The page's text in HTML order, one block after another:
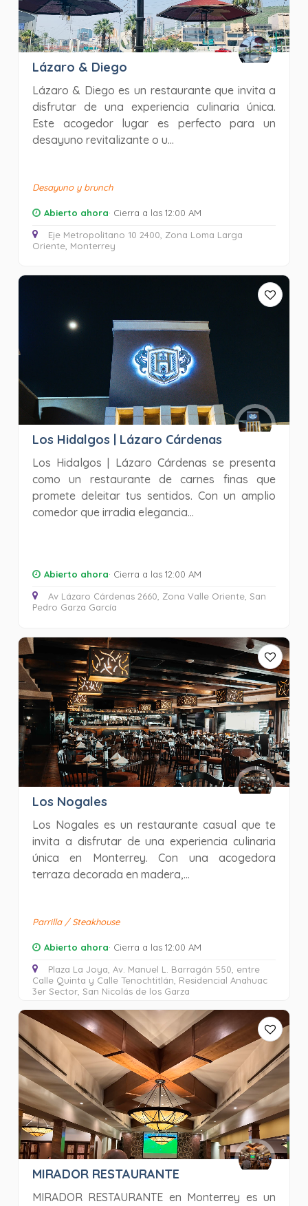
Lázaro & Diego
Lázaro & Diego es un restaurante que invita a
disfrutar de una experiencia culinaria única.
Este acogedor lugar es perfecto para un
desayuno revitalizante o u...
Desayuno y brunch
Abierto ahora· Cierra a las 12:00 AM
Eje Metropolitano 10 2400, Zona Loma Larga
Oriente, Monterrey
Los Hidalgos | Lázaro Cárdenas
Los Hidalgos | Lázaro Cárdenas se presenta
como un restaurante de carnes finas que
promete deleitar tus sentidos. Con un amplio
comedor que irradia elegancia...
Abierto ahora· Cierra a las 12:00 AM
Av Lázaro Cárdenas 2660, Zona Valle Oriente, San
Pedro Garza García
Los Nogales
Los Nogales es un restaurante casual que te
invita a disfrutar de una experiencia culinaria
única en Monterrey. Con una acogedora
terraza decorada en madera,...
Parrilla / Steakhouse
Abierto ahora· Cierra a las 12:00 AM
Plaza La Joya, Av. Manuel L. Barragán 550, entre
Calle Quinta y Calle Tenochtitlán, Residencial Anahuac
3er Sector, San Nicolás de los Garza
MIRADOR RESTAURANTE
MIRADOR RESTAURANTE en Monterrey es un